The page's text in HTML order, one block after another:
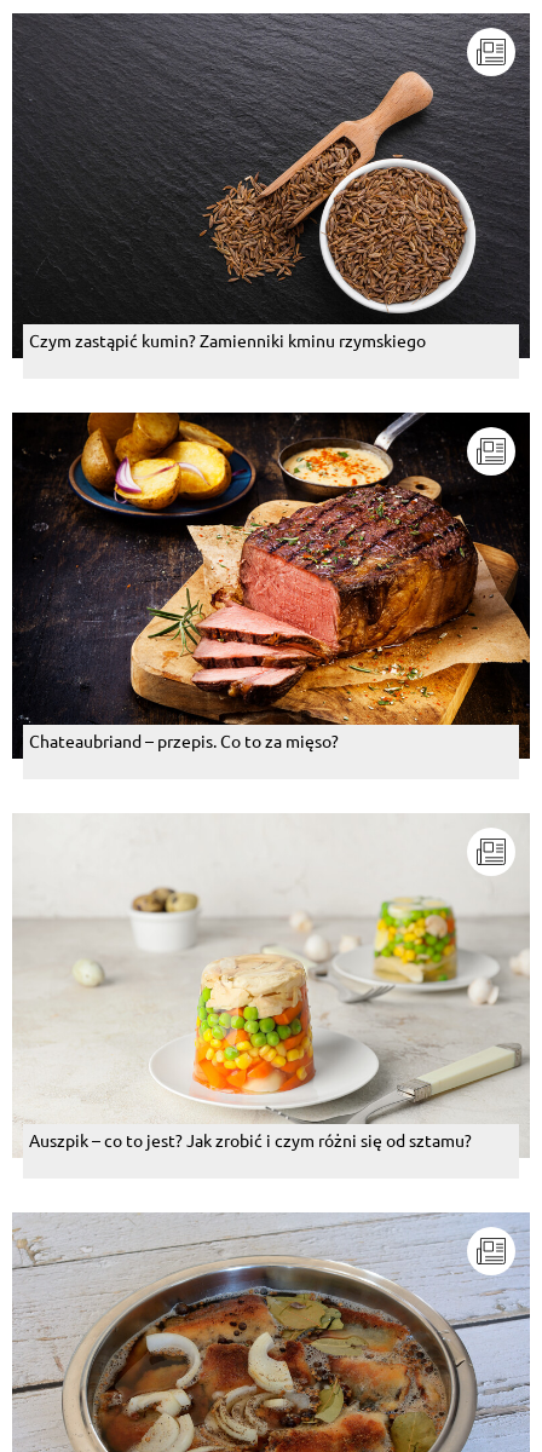
Czym zastąpić kumin? Zamienniki kminu rzymskiego
Chateaubriand – przepis. Co to za mięso?
Auszpik – co to jest? Jak zrobić i czym różni się od sztamu?